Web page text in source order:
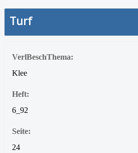
Turf
VerlBeschThema:
Klee
Heft:
6_92
Seite:
24